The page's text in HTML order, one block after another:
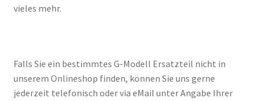
vieles mehr.
Falls Sie ein bestimmtes G-Modell Ersatzteil nicht in
unserem Onlineshop finden, können Sie uns gerne
jederzeit telefonisch oder via eMail unter Angabe Ihrer